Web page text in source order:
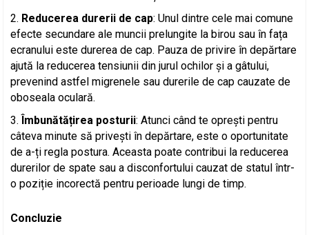
Reducerea durerii de cap: Unul dintre cele mai comune
efecte secundare ale muncii prelungite la birou sau în fața
ecranului este durerea de cap. Pauza de privire în depărtare
ajută la reducerea tensiunii din jurul ochilor și a gâtului,
prevenind astfel migrenele sau durerile de cap cauzate de
oboseala oculară.
Îmbunătățirea posturii: Atunci când te oprești pentru
câteva minute să privești în depărtare, este o oportunitate
de a-ți regla postura. Aceasta poate contribui la reducerea
durerilor de spate sau a disconfortului cauzat de statul într-
o poziție incorectă pentru perioade lungi de timp.
Concluzie